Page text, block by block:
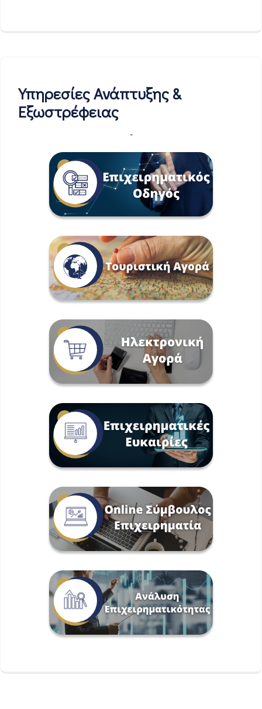
Υπηρεσίες Ανάπτυξης &
Εξωστρέφειας
-